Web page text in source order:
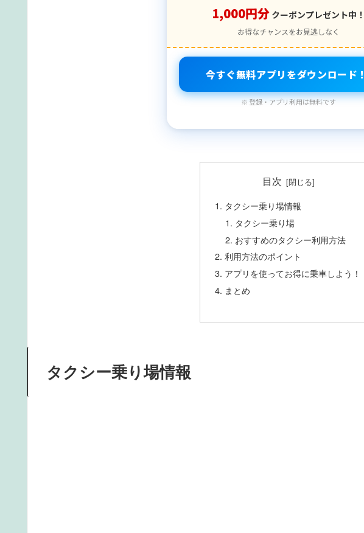
1,000円分 クーポンプレゼント中！
お得なチャンスをお見逃しなく
今すぐ無料アプリをダウンロード！
※ 登録・アプリ利用は無料です
目次
タクシー乗り場情報
タクシー乗り場
おすすめのタクシー利用方法
利用方法のポイント
アプリを使ってお得に乗車しよう！
まとめ
タクシー乗り場情報